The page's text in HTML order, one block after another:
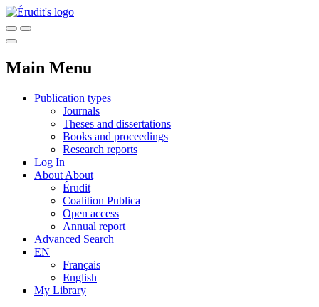
Main Menu
Publication types
Journals
Theses and dissertations
Books and proceedings
Research reports
Log In
About About
Érudit
Coalition Publica
Open access
Annual report
Advanced Search
EN
Français
English
My Library